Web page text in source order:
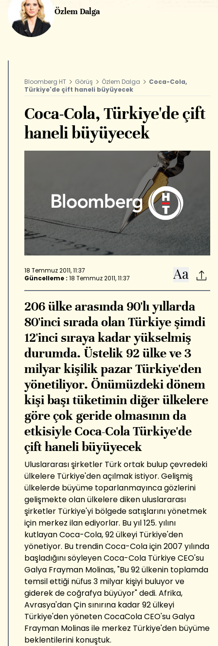
Özlem Dalga
Bloomberg HT Görüş Özlem Dalga
Coca-Cola,
Türkiye'de çift haneli büyüyecek
Coca-Cola, Türkiye'de çift
haneli büyüyecek
18 Temmuz 2011, 11:37
Güncelleme : 18 Temmuz 2011, 11:37
206 ülke arasında 90'lı yıllarda
80'inci sırada olan Türkiye şimdi
12'inci sıraya kadar yükselmiş
durumda. Üstelik 92 ülke ve 3
milyar kişilik pazar Türkiye'den
yönetiliyor. Önümüzdeki dönem
kişi başı tüketimin diğer ülkelere
göre çok geride olmasının da
etkisiyle Coca-Cola Türkiye'de
çift haneli büyüyecek
Uluslararası şirketler Türk ortak bulup çevredeki
ülkelere Türkiye'den açılmak istiyor. Gelişmiş
ülkelerde büyüme toparlanmayınca gözlerini
gelişmekte olan ülkelere diken uluslararası
şirketler Türkiye'yi bölgede satışlarını yönetmek
için merkez ilan ediyorlar. Bu yıl 125. yılını
kutlayan Coca-Cola, 92 ülkeyi Türkiye'den
yönetiyor. Bu trendin Coca-Cola için 2007 yılında
başladığını söyleyen Coca-Cola Türkiye CEO'su
Galya Frayman Molinas, "Bu 92 ülkenin toplamda
temsil ettiği nüfus 3 milyar kişiyi buluyor ve
giderek de coğrafya büyüyor" dedi. Afrika,
Avrasya'dan Çin sınırına kadar 92 ülkeyi
Türkiye'den yöneten CocaCola CEO'su Galya
Frayman Molinas ile merkez Türkiye'den büyüme
beklentilerini konuştuk.